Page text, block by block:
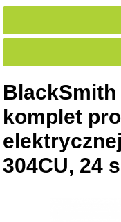
BlackSmith
komplet
304CU, 24